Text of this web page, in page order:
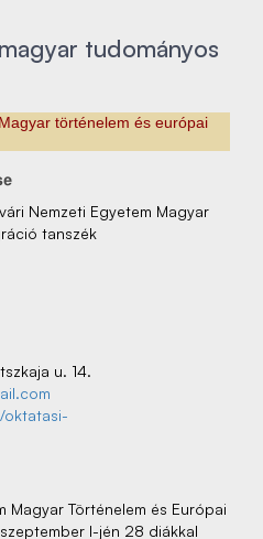
tudományos
történelem és európai
Nemzeti Egyetem Magyar
tanszék
u. 14.
oktatasi-
Magyar Történelem és Európai
l-jén 28 diákkal